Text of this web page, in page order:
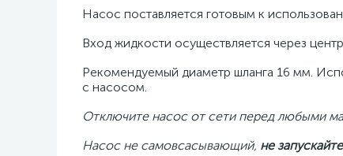
Насос поставляется готовым к
Вход жидкости осуществляется через
Рекомендуемый диаметр шланга 16 мм.
с насосом.
Отключите насос от сети перед любыми
Насос не самовсасывающий, не